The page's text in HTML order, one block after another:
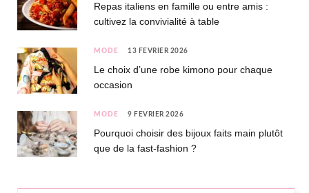
Repas italiens en famille ou entre amis :
cultivez la convivialité à table
MODE 13 FÉVRIER 2026
Le choix d’une robe kimono pour chaque
occasion
MODE 9 FÉVRIER 2026
Pourquoi choisir des bijoux faits main plutôt
que de la fast-fashion ?